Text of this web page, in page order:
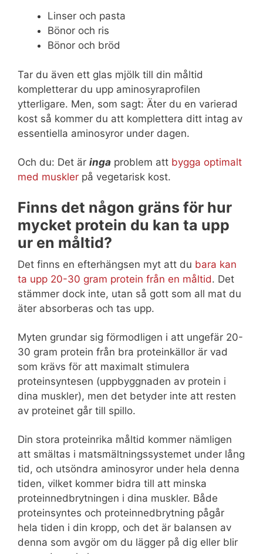
Linser och pasta
Bönor och ris
Bönor och bröd
Tar du även ett glas mjölk till din måltid
kompletterar du upp aminosyraprofilen
ytterligare. Men, som sagt: Äter du en varierad
kost så kommer du att komplettera ditt intag av
essentiella aminosyror under dagen.
Och du: Det är inga problem att bygga optimalt
med muskler på vegetarisk kost.
Finns det någon gräns för hur
mycket protein du kan ta upp
ur en måltid?
Det finns en efterhängsen myt att du bara kan
ta upp 20-30 gram protein från en måltid. Det
stämmer dock inte, utan så gott som all mat du
äter absorberas och tas upp.
Myten grundar sig förmodligen i att ungefär 20-
30 gram protein från bra proteinkällor är vad
som krävs för att maximalt stimulera
proteinsyntesen (uppbyggnaden av protein i
dina muskler), men det betyder inte att resten
av proteinet går till spillo.
Din stora proteinrika måltid kommer nämligen
att smältas i matsmältningssystemet under lång
tid, och utsöndra aminosyror under hela denna
tiden, vilket kommer bidra till att minska
proteinnedbrytningen i dina muskler. Både
proteinsyntes och proteinnedbrytning pågår
hela tiden i din kropp, och det är balansen av
denna som avgör om du lägger på dig eller blir